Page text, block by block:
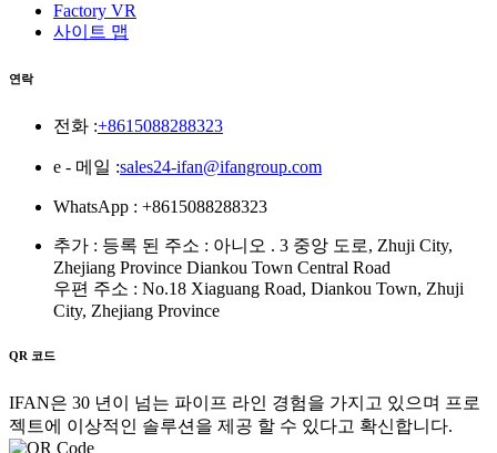
Factory VR
사이트 맵
연락
전화 :+8615088288323
e - 메일 :sales24-ifan@ifangroup.com
WhatsApp : +8615088288323
추가 : 등록 된 주소 : 아니오 . 3 중앙 도로, Zhuji City,
Zhejiang Province Diankou Town Central Road
우편 주소 : No.18 Xiaguang Road, Diankou Town, Zhuji
City, Zhejiang Province
QR 코드
IFAN은 30 년이 넘는 파이프 라인 경험을 가지고 있으며 프로
젝트에 이상적인 솔루션을 제공 할 수 있다고 확신합니다.